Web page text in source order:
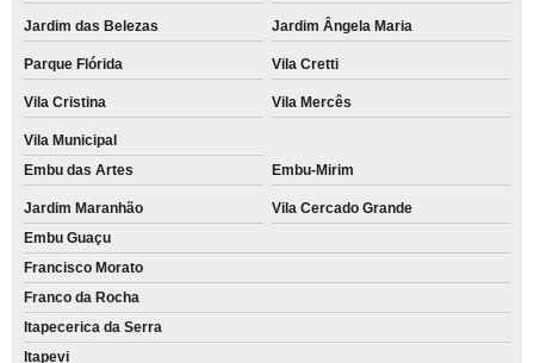
Jardim das Belezas Jardim Ângela Maria
Parque Flórida Vila Cretti
Vila Cristina Vila Mercês
Vila Municipal
Embu das Artes
Embu-Mirim
Jardim Maranhão
Vila Cercado Grande
Embu Guaçu
Francisco Morato
Franco da Rocha
Itapecerica da Serra
Itapevi